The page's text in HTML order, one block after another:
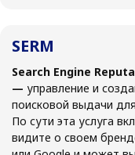
Search Engine
— управление и
поисковой выдачи
По сути эта услуга
видите о своем
SERM